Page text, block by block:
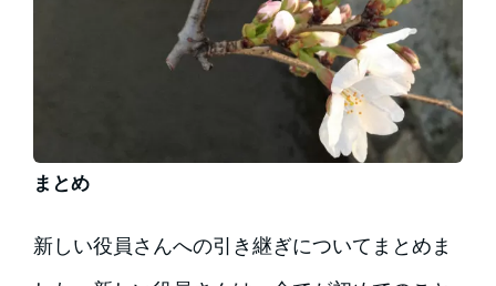
まとめ
新しい役員さんへの引き継ぎについてまとめま